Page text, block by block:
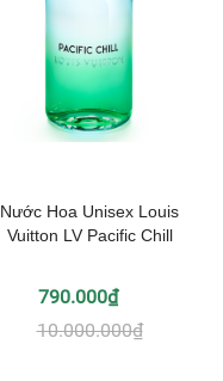
Nước Hoa Unisex Louis
Vuitton LV Pacific Chill
790.000₫
10.000.000₫